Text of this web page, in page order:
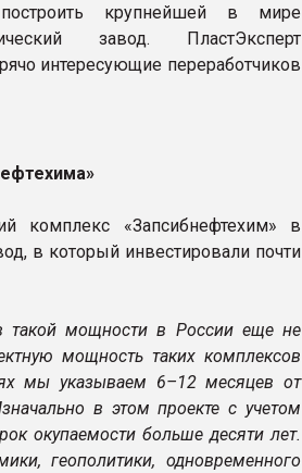
крупнейшей в мире
завод. ПластЭксперт
интересующие переработчиков
комплекс «Запсибнефтехим» в
в который инвестировали почти
такой мощности в России еще не
мощность таких комплексов
мы указываем 6–12 месяцев от
в этом проекте с учетом
окупаемости больше десяти лет.
геополитики, одновременного